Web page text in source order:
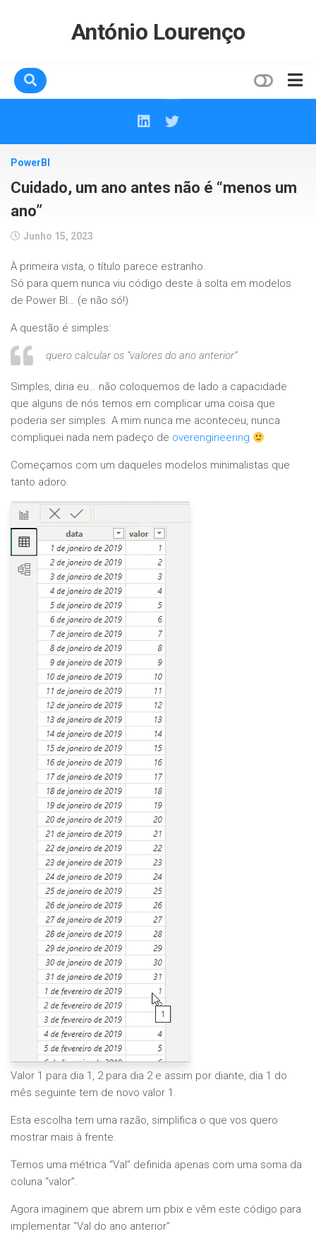
António Lourenço
Contactos
PowerBI
Cuidado, um ano antes não é “menos um
ano”
Junho 15, 2023
À primeira vista, o título parece estranho.
Só para quem nunca viu código deste à solta em modelos
de Power BI… (e não só!)
A questão é simples:
quero calcular os “valores do ano anterior”
Simples, diria eu… não coloquemos de lado a capacidade
que alguns de nós temos em complicar uma coisa que
poderia ser simples. A mim nunca me aconteceu, nunca
compliquei nada nem padeço de overengineering
Começamos com um daqueles modelos minimalistas que
tanto adoro.
Valor 1 para dia 1, 2 para dia 2 e assim por diante, dia 1 do
mês seguinte tem de novo valor 1.
Esta escolha tem uma razão, simplifica o que vos quero
mostrar mais à frente.
Temos uma métrica “Val” definida apenas com uma soma da
coluna “valor”.
Agora imaginem que abrem um pbix e vêm este código para
implementar “Val do ano anterior”